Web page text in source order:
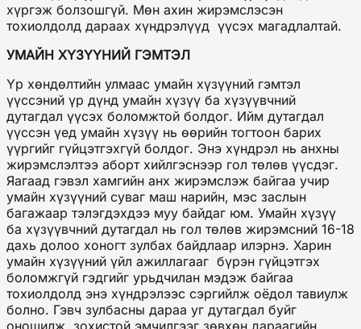
хүргэж болзошгүй. Мөн ахин жирэмслэсэн
тохиолдолд дараах хүндрэлүүд үүсэх магадлалтай.
УМАЙН ХҮЗҮҮНИЙ ГЭМТЭЛ
Үр хөндөлтийн улмаас умайн хүзүүний гэмтэл
үүссэний үр дүнд умайн хүзүү ба хүзүүвчний
дутагдал үүсэх боломжтой болдог. Ийм дутагдал
үүссэн үед умайн хүзүү нь өөрийн тогтоон барих
үүргийг гүйцэтгэхгүй болдог. Энэ хүндрэл нь анхны
жирэмслэлтээ аборт хийлгэснээр гол төлөв үүсдэг.
Яагаад гэвэл хамгийн анх жирэмслэж байгаа учир
умайн хүзүүний суваг маш нарийн, мэс заслын
багажаар тэлэгдэхдээ муу байдаг юм. Умайн хүзүү
ба хүзүүвчний дутагдал нь гол төлөв жирэмсний 16-18
дахь долоо хоногт зулбах байдлаар илэрнэ. Харин
умайн хүзүүний үйл ажиллагааг бүрэн гүйцэтгэх
боломжгүй гэдгийг урьдчилан мэдэж байгаа
тохиолдолд энэ хүндрэлээс сэргийлж оёдол тавиулж
болно. Гэвч зулбасны дараа уг дутагдал буйг